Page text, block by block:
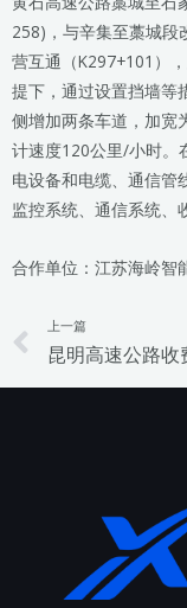
258)，与辛集至藁城段
营互通（K297+101）
提下，通过设置挡墙等
侧增加两条车道，加宽
计速度120公里/小时。
电设备和电缆、通信管
监控系统、通信系统、
合作单位：江苏海岭智
Prev
上一篇